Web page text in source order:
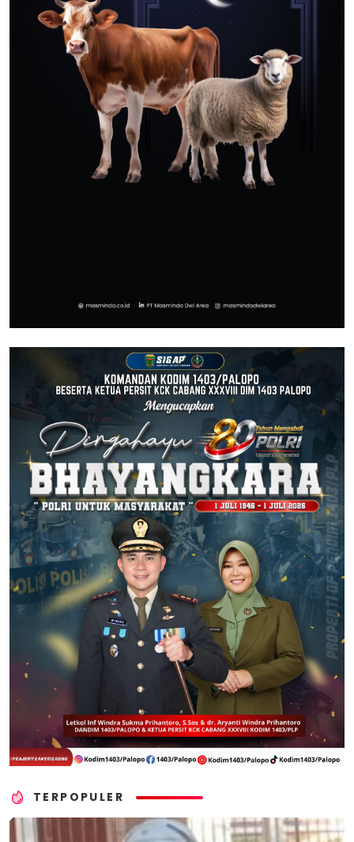
TERPOPULER